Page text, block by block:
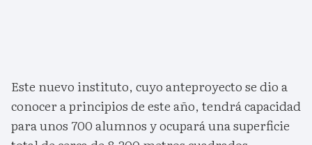
Este nuevo instituto, cuyo anteproyecto se dio a
conocer a principios de este año, tendrá capacidad
para unos 700 alumnos y ocupará una superficie